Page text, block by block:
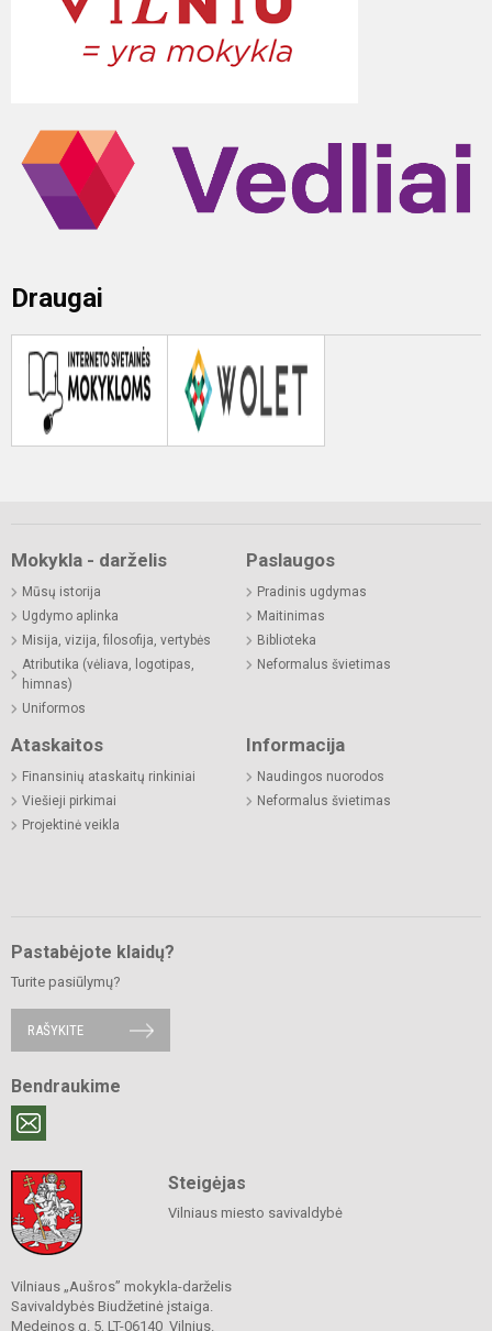
Draugai
Mokykla - darželis
Mūsų istorija
Ugdymo aplinka
Misija, vizija, filosofija, vertybės
Atributika (vėliava, logotipas,
himnas)
Uniformos
Paslaugos
Pradinis ugdymas
Maitinimas
Biblioteka
Neformalus švietimas
Ataskaitos
Finansinių ataskaitų rinkiniai
Viešieji pirkimai
Projektinė veikla
Informacija
Naudingos nuorodos
Neformalus švietimas
Pastabėjote klaidų?
Turite pasiūlymų?
RAŠYKITE
Bendraukime
Steigėjas
Vilniaus miesto savivaldybė
Vilniaus „Aušros” mokykla-darželis
Savivaldybės Biudžetinė įstaiga.
Medeinos g. 5, LT-06140 Vilnius.